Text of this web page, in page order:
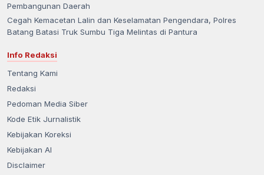
Pembangunan Daerah
Cegah Kemacetan Lalin dan Keselamatan Pengendara, Polres
Batang Batasi Truk Sumbu Tiga Melintas di Pantura
Info Redaksi
Tentang Kami
Redaksi
Pedoman Media Siber
Kode Etik Jurnalistik
Kebijakan Koreksi
Kebijakan AI
Disclaimer